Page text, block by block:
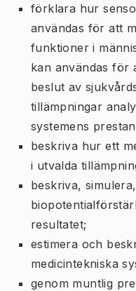
förklara hur
användas för att
funktioner i
kan användas för
beslut av
tillämpningar
systemens
beskriva hur ett
i utvalda
beskriva,
resultatet;
estimera och
medicintekniska
genom muntlig